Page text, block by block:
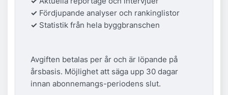
✓ Fördjupande analyser och rankinglistor
✓ Statistik från hela byggbranschen
Avgiften betalas per år och är löpande på
årsbasis. Möjlighet att säga upp 30 dagar
innan abonnemangs-periodens slut.